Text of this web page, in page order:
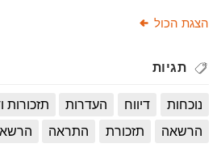
הצגת הכול
תגיות
נוכחות דיווח העדרות תזכורות
הרשאה
תזכורת התראה